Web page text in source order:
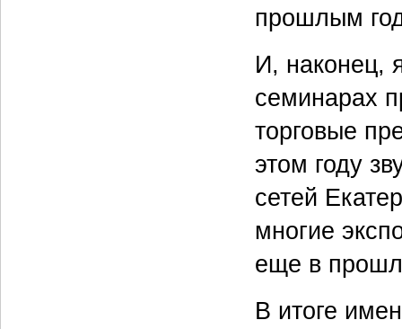
прошлым
И, наконец,
семинарах
торговые
этом году
сетей
многие
еще в
В итоге